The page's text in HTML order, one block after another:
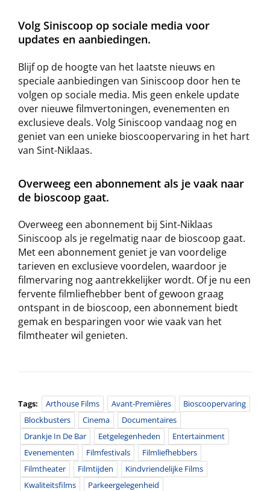
Volg Siniscoop op sociale media voor
updates en aanbiedingen.
Blijf op de hoogte van het laatste nieuws en
speciale aanbiedingen van Siniscoop door hen te
volgen op sociale media. Mis geen enkele update
over nieuwe filmvertoningen, evenementen en
exclusieve deals. Volg Siniscoop vandaag nog en
geniet van een unieke bioscoopervaring in het hart
van Sint-Niklaas.
Overweeg een abonnement als je vaak naar
de bioscoop gaat.
Overweeg een abonnement bij Sint-Niklaas
Siniscoop als je regelmatig naar de bioscoop gaat.
Met een abonnement geniet je van voordelige
tarieven en exclusieve voordelen, waardoor je
filmervaring nog aantrekkelijker wordt. Of je nu een
fervente filmliefhebber bent of gewoon graag
ontspant in de bioscoop, een abonnement biedt
gemak en besparingen voor wie vaak van het
filmtheater wil genieten.
Tags: Arthouse Films Avant-Premières
Bioscoopervaring
Blockbusters
Cinema
Documentaires
Drankje In De Bar
Eetgelegenheden
Entertainment
Evenementen
Filmfestivals
Filmliefhebbers
Filmtheater
Filmtijden
Kindvriendelijke Films
Kwaliteitsfilms
Parkeergelegenheid